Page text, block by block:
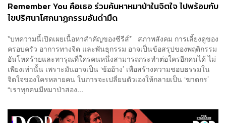
Remember You คือเธอ ร่วมค้นหาหมาป่าในจิตใจ ไปพร้อมกับ
ไขปริศนาโศกนาฏกรรมอันดำมืด
*บทความนี้เปิดเผยเนื้อหาสำคัญของซีรีส์* สภาพสังคม การเลี้ยงดูของ
ครอบครัว อาการทางจิต และพันธุกรรม อาจเป็นข้อสรุปของพฤติกรรม
อันโหดร้ายและทารุณที่ใครคนหนึ่งสามารถกระทำต่อใครอีกคนได้ ไม่
เพียงเท่านั้น เพราะมันอาจเป็น ‘ข้ออ้าง’ เพื่อสร้างความชอบธรรมใน
จิตใจของใครหลายคน ในการจะเปลี่ยนตัวเองให้กลายเป็น ‘ฆาตกร’
“เราทุกคนมีหมาป่าสอง...